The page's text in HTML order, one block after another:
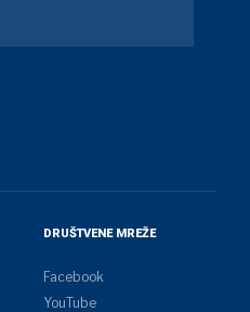
DRUŠTVENE MREŽE
Facebook
YouTube